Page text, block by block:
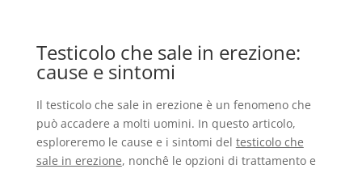
Testicolo che sale in erezione:
cause e sintomi
Il testicolo che sale in erezione è un fenomeno che
può accadere a molti uomini. In questo articolo,
esploreremo le cause e i sintomi del testicolo che
sale in erezione, nonchê le opzioni di trattamento e